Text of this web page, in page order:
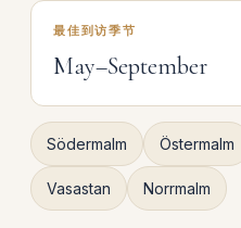
最佳到访季节
May–September
Södermalm Östermalm
Vasastan Norrmalm